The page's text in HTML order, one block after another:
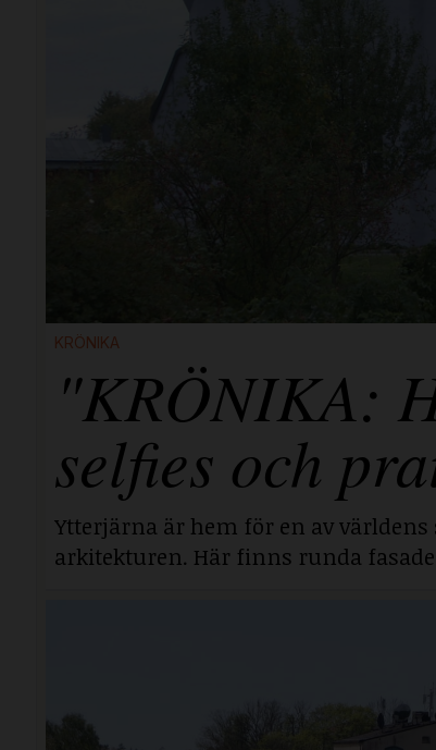
KRÖNIKA
"KRÖNIKA:
selfies och
Ytterjärna är hem för en av
arkitekturen. Här finns runda